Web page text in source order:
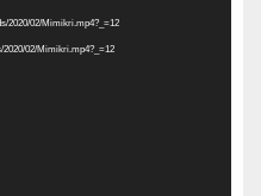
2020/02/Mimikri.mp4?_=12
2020/02/Mimikri.mp4?_=12